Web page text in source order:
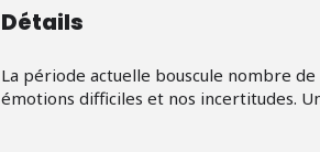
Détails
La période actuelle bouscule nombre
émotions difficiles et nos incertitudes.